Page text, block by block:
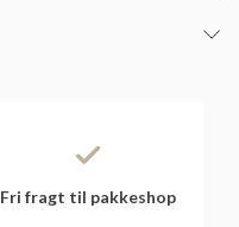
Fri fragt til pakkeshop